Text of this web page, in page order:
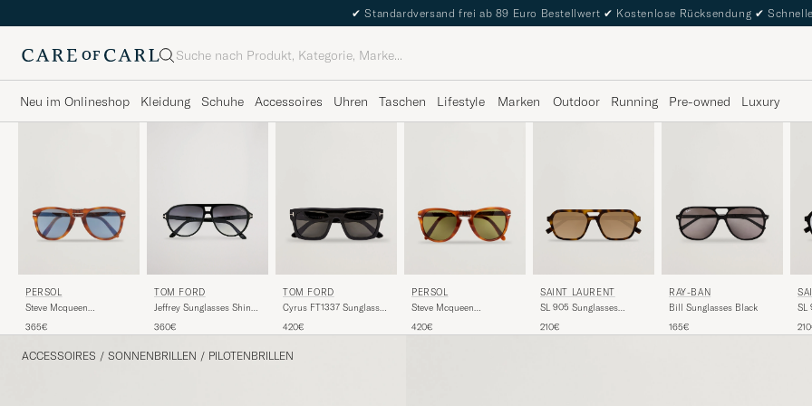
✔ Standardversand frei ab 89 Euro Bestellwert ✔ Kostenlose Rücksendung ✔
Suche
Neu im Onlineshop Kleidung Schuhe Accessoires Uhren Taschen Lifestyle Marken Outdoor Running Pre-owned Luxury
PERSOL
Steve Mcqueen
365€
TOM FORD
Jeffrey Sunglasses Shiny
360€
TOM FORD
Cyrus FT1337 Sunglasses
420€
PERSOL
Steve Mcqueen
420€
SAINT LAURENT
SL 905 Sunglasses
210€
RAY-BAN
Bill Sunglasses Black
165€
SL
ACCESSOIRES / SONNENBRILLEN / PILOTENBRILLEN